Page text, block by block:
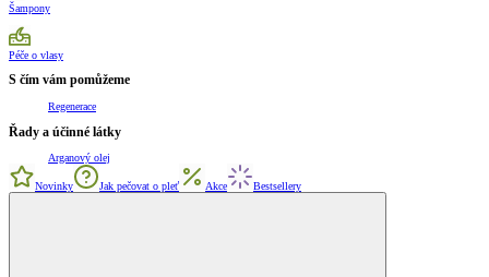
Šampony
Péče o vlasy
S čím vám pomůžeme
Regenerace
Řady a účinné látky
Arganový olej
Novinky Jak pečovat o pleť Akce Bestsellery